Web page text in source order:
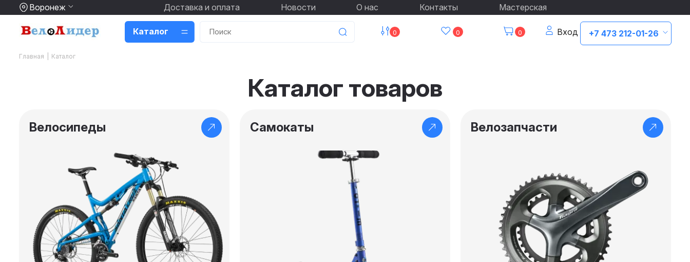
Воронеж Доставка и оплата Новости О нас Контакты Мастерская
Каталог +7 473 212-01-26
Вход
0 0 0
Главная Каталог
Каталог товаров
Велосипеды Самокаты Велозапчасти